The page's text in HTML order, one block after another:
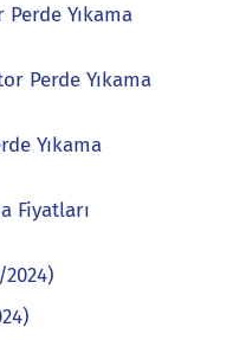
Yıkama
Perde Yıkama
Yıkama
Fiyatları